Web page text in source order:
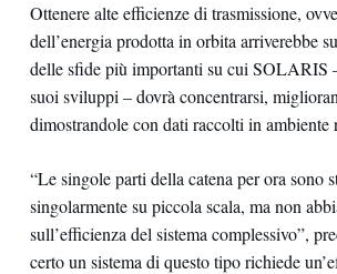
Ottenere alte efficienze di trasmissione,
dell’energia prodotta in orbita arriverebbe
delle sfide più importanti su cui SOLARIS
suoi sviluppi – dovrà concentrarsi,
dimostrandole con dati raccolti in ambiente
“Le singole parti della catena per ora sono
singolarmente su piccola scala, ma non
sull’efficienza del sistema complessivo”,
certo un sistema di questo tipo richiede